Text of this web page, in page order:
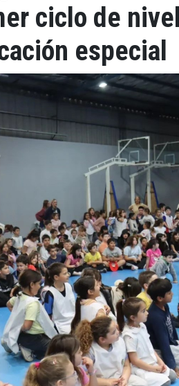
ciclo de
especial